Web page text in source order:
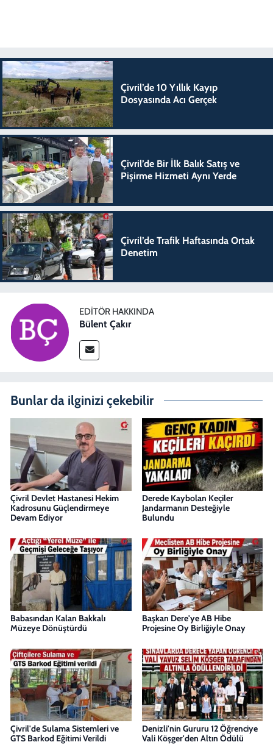
Çivril’de 10 Yıllık Kayıp
Dosyasında Acı Gerçek
Çivril’de Bir İlk Balık Satış ve
Pişirme Hizmeti Aynı Yerde
Çivril’de Trafik Haftasında Ortak
Denetim
EDITÖR HAKKINDA
Bülent Çakır
Bunlar da ilginizi çekebilir
Çivril Devlet Hastanesi Hekim
Kadrosunu Güçlendirmeye
Devam Ediyor
Derede Kaybolan Keçiler
Jandarmanın Desteğiyle
Bulundu
Babasından Kalan Bakkalı
Müzeye Dönüştürdü
Başkan Dere'ye AB Hibe
Projesine Oy Birliğiyle Onay
Çivril'de Sulama Sistemleri ve
GTS Barkod Eğitimi Verildi
Denizli'nin Gururu 12 Öğrenciye
Vali Köşger'den Altın Ödülü